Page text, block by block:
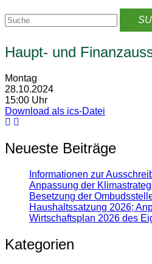
Haupt- und
Montag
28.10.2024
15:00 Uhr
Download als ics-Datei
Neueste Beiträge
Informationen zur
Anpassung der
Besetzung der
Haushaltssatzung 2026;
Wirtschaftsplan 2026 des
Kategorien